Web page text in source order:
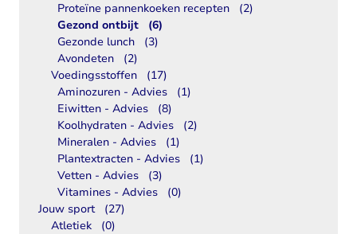
Proteïne pannenkoeken recepten
(2)
Gezond ontbijt
(6)
Gezonde lunch
(3)
Avondeten
(2)
Voedingsstoffen
(17)
Aminozuren - Advies
(1)
Eiwitten - Advies
(8)
Koolhydraten - Advies
(2)
Mineralen - Advies
(1)
Plantextracten - Advies
(1)
Vetten - Advies
(3)
Vitamines - Advies
(0)
Jouw sport
(27)
Atletiek
(0)